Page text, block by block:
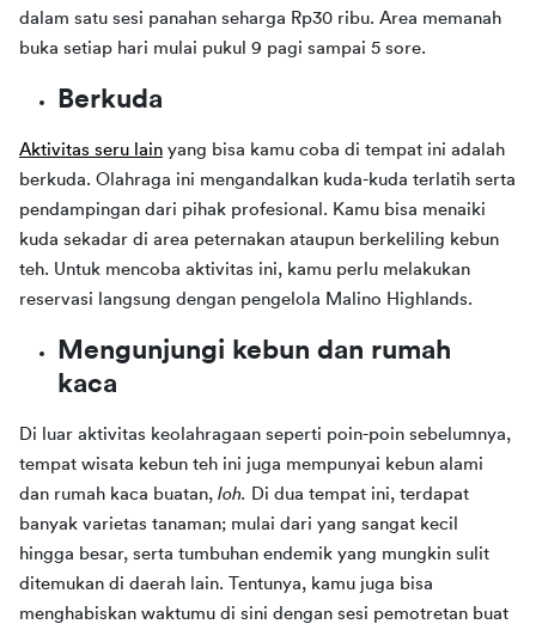
dalam satu sesi panahan seharga Rp30 ribu. Area memanah
buka setiap hari mulai pukul 9 pagi sampai 5 sore.
Berkuda
Aktivitas seru lain yang bisa kamu coba di tempat ini adalah
berkuda. Olahraga ini mengandalkan kuda-kuda terlatih serta
pendampingan dari pihak profesional. Kamu bisa menaiki
kuda sekadar di area peternakan ataupun berkeliling kebun
teh. Untuk mencoba aktivitas ini, kamu perlu melakukan
reservasi langsung dengan pengelola Malino Highlands.
Mengunjungi kebun dan rumah
kaca
Di luar aktivitas keolahragaan seperti poin-poin sebelumnya,
tempat wisata kebun teh ini juga mempunyai kebun alami
dan rumah kaca buatan, loh. Di dua tempat ini, terdapat
banyak varietas tanaman; mulai dari yang sangat kecil
hingga besar, serta tumbuhan endemik yang mungkin sulit
ditemukan di daerah lain. Tentunya, kamu juga bisa
menghabiskan waktumu di sini dengan sesi pemotretan buat